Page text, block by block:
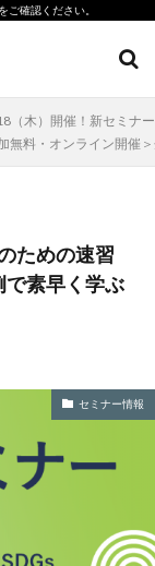
をご確認ください。
（木）開催！新セミナ
無料・オンライン開催
ための速習
で素早く学ぶ
セミナー情報
、暴力のない
パワメントかな
代
110番
適正利用